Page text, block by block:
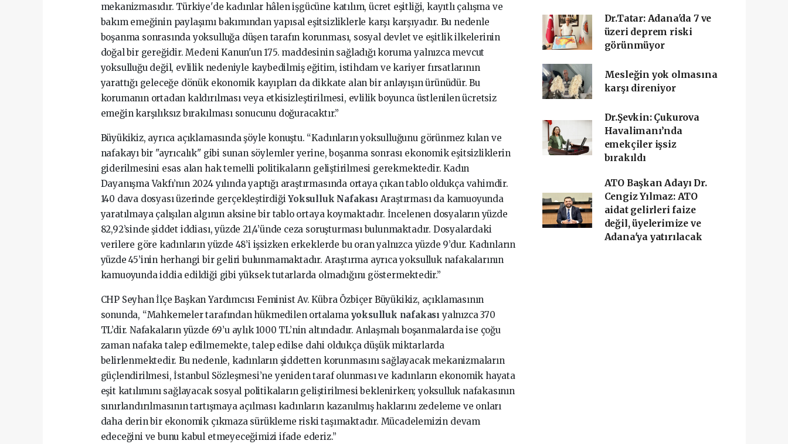
mekanizmasıdır. Türkiye'de kadınlar hâlen işgücüne katılım, ücret eşitliği, kayıtlı çalışma ve
bakım emeğinin paylaşımı bakımından yapısal eşitsizliklerle karşı karşıyadır. Bu nedenle
boşanma sonrasında yoksulluğa düşen tarafın korunması, sosyal devlet ve eşitlik ilkelerinin
doğal bir gereğidir. Medeni Kanun'un 175. maddesinin sağladığı koruma yalnızca mevcut
yoksulluğu değil, evlilik nedeniyle kaybedilmiş eğitim, istihdam ve kariyer fırsatlarının
yarattığı geleceğe dönük ekonomik kayıpları da dikkate alan bir anlayışın ürünüdür. Bu
korumanın ortadan kaldırılması veya etkisizleştirilmesi, evlilik boyunca üstlenilen ücretsiz
emeğin karşılıksız bırakılması sonucunu doğuracaktır.”
Büyükikiz, ayrıca açıklamasında şöyle konuştu. “Kadınların yoksulluğunu görünmez kılan ve
nafakayı bir "ayrıcalık" gibi sunan söylemler yerine, boşanma sonrası ekonomik eşitsizliklerin
giderilmesini esas alan hak temelli politikaların geliştirilmesi gerekmektedir. Kadın
Dayanışma Vakfı’nın 2024 yılında yaptığı araştırmasında ortaya çıkan tablo oldukça vahimdir.
140 dava dosyası üzerinde gerçekleştirdiğiYoksulluk Nafakası Araştırması da kamuoyunda
yaratılmaya çalışılan algının aksine bir tablo ortaya koymaktadır. İncelenen dosyaların yüzde
82,92’sinde şiddet iddiası, yüzde 21,4’ünde ceza soruşturması bulunmaktadır. Dosyalardaki
verilere göre kadınların yüzde 48’i işsizken erkeklerde bu oran yalnızca yüzde 9’dur. Kadınların
yüzde 45’inin herhangi bir geliri bulunmamaktadır. Araştırma ayrıca yoksulluk nafakalarının
kamuoyunda iddia edildiği gibi yüksek tutarlarda olmadığını göstermektedir.”
CHP Seyhan İlçe Başkan Yardımcısı Feminist Av. Kübra Özbiçer Büyükikiz, açıklamasının
sonunda, “Mahkemeler tarafından hükmedilen ortalama yoksulluk nafakasıyalnızca 370
TL’dir. Nafakaların yüzde 69’u aylık 1000 TL’nin altındadır. Anlaşmalı boşanmalarda ise çoğu
zaman nafaka talep edilmemekte, talep edilse dahi oldukça düşük miktarlarda
belirlenmektedir. Bu nedenle, kadınların şiddetten korunmasını sağlayacak mekanizmaların
güçlendirilmesi, İstanbul Sözleşmesi’ne yeniden taraf olunması ve kadınların ekonomik hayata
eşit katılımını sağlayacak sosyal politikaların geliştirilmesi beklenirken; yoksulluk nafakasının
sınırlandırılmasının tartışmaya açılması kadınların kazanılmış haklarını zedeleme ve onları
daha derin bir ekonomik çıkmaza sürükleme riski taşımaktadır. Mücadelemizin devam
edeceğini ve bunu kabul etmeyeceğimizi ifade ederiz.”
Dr.Tatar: Adana'da 7 ve
üzeri deprem riski
görünmüyor
Mesleğin yok olmasına
karşı direniyor
Dr.Şevkin: Çukurova
Havalimanı’nda
emekçiler işsiz
bırakıldı
ATO Başkan Adayı Dr.
Cengiz Yılmaz: ATO
aidat gelirleri faize
değil, üyelerimize ve
Adana'ya yatırılacak